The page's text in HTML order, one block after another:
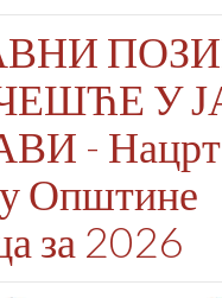
У
- Нацрт
Општине
за 2026